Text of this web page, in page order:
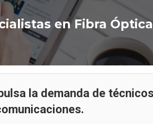
en Fibra
la demanda de técnicos